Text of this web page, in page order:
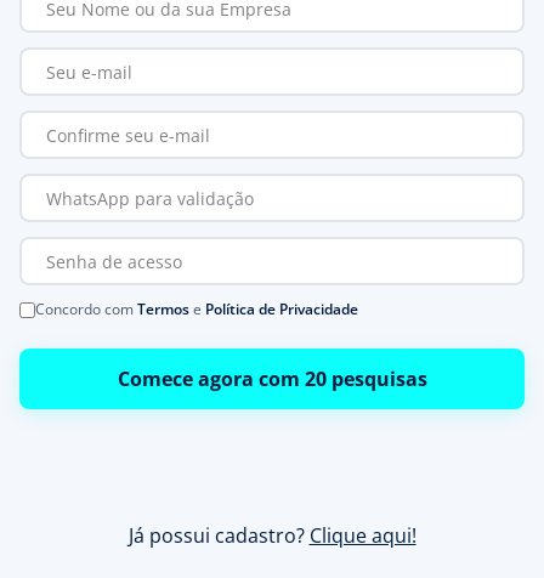
Concordo comTermose Política de Privacidade
Comece agora com 20 pesquisas
Já possui cadastro? Clique aqui!